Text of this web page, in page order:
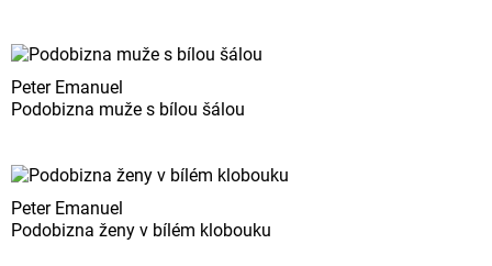
Peter Emanuel
Podobizna muže s bílou šálou
Peter Emanuel
Podobizna ženy v bílém klobouku